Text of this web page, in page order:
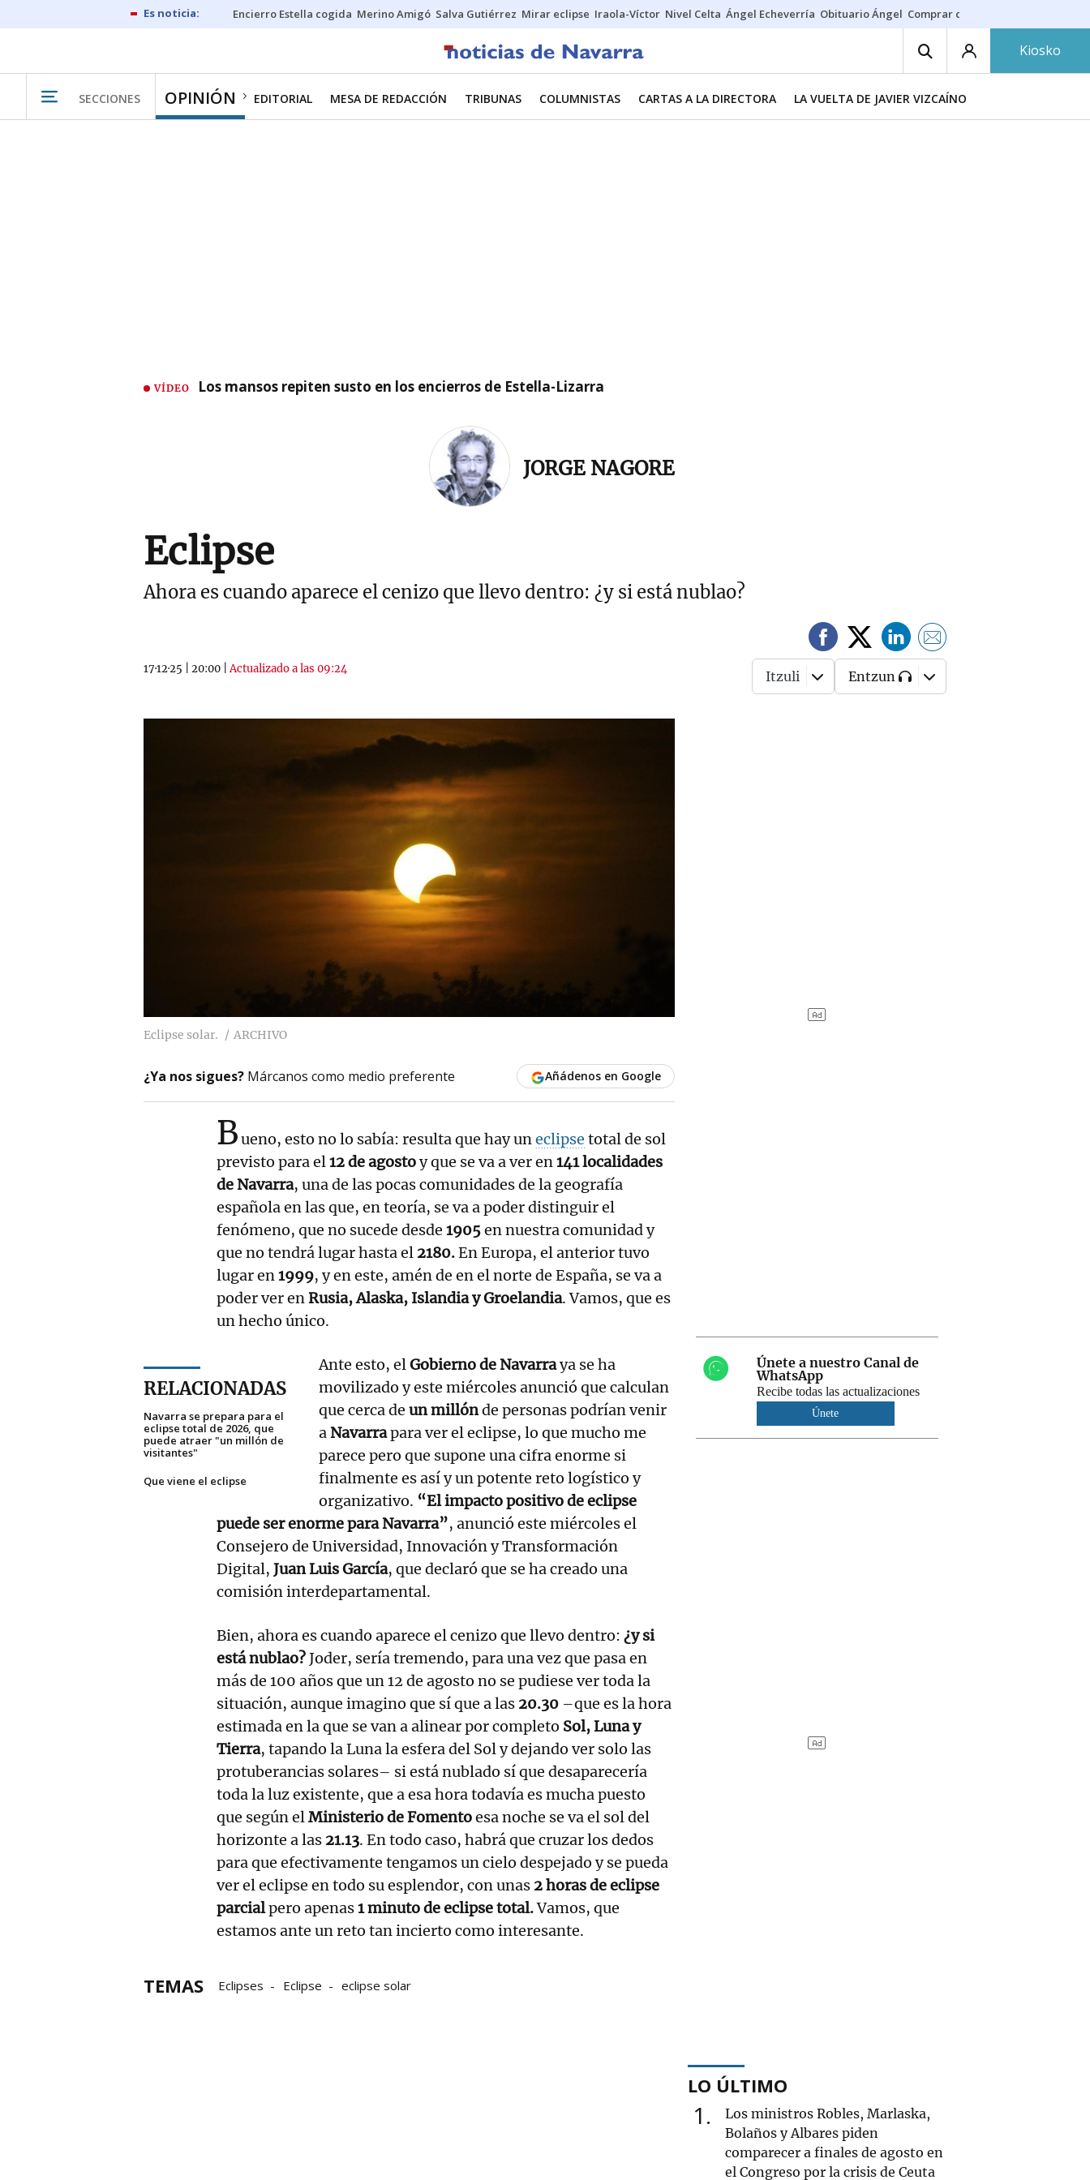
Encierro Estella cogida Merino Amigó Salva Gutiérrez Mirar eclipse Iraola-Víctor Nivel Celta Ángel Echeverría Obituario Ángel Comprar casa
Kiosko
SECCIONES OPINIÓN EDITORIAL MESA DE REDACCIÓN TRIBUNAS COLUMNISTAS CARTAS A LA DIRECTORA LA VUELTA DE JAVIER VIZCAÍNO
VÍDEO Los mansos repiten susto en los encierros de Estella-Lizarra
JORGE NAGORE
Eclipse
Ahora es cuando aparece el cenizo que llevo dentro: ¿y si está nublao?
17·12·25 20:00 |Actualizado a las 09:24 Itzuli Entzun
Eclipse solar. ARCHIVO
¿Ya nos sigues? Márcanos como medio preferente Añádenos en Google
Bueno, esto no lo sabía: resulta que hay uneclipse total de sol
previsto para el12 de agostoy que se va a ver en141 localidades
de Navarra, una de las pocas comunidades de la geografía
española en las que, en teoría, se va a poder distinguir el
fenómeno, que no sucede desde 1905en nuestra comunidad y
que no tendrá lugar hasta el 2180.En Europa, el anterior tuvo
lugar en1999, y en este, amén de en el norte de España, se va a
poder ver enRusia, Alaska, Islandia y Groelandia. Vamos, que es
un hecho único.
RELACIONADAS
Navarra se prepara para el
eclipse total de 2026, que
puede atraer "un millón de
visitantes"
Que viene el eclipse
Ante esto, elGobierno de Navarraya se ha
movilizado y este miércoles anunció que calculan
que cerca de un millónde personas podrían venir
a Navarrapara ver el eclipse, lo que mucho me
parece pero que supone una cifra enorme si
finalmente es así y un potente reto logístico y
organizativo. “El impacto positivo de eclipse
puede ser enorme para Navarra”, anunció este miércoles el
Consejero de Universidad, Innovación y Transformación
Digital, Juan Luis García, que declaró que se ha creado una
comisión interdepartamental.
Bien, ahora es cuando aparece el cenizo que llevo dentro: ¿y si
está nublao?Joder, sería tremendo, para una vez que pasa en
más de 100 años que un 12 de agosto no se pudiese ver toda la
situación, aunque imagino que sí que a las 20.30 –que es la hora
estimada en la que se van a alinear por completo Sol, Luna y
Tierra, tapando la Luna la esfera del Sol y dejando ver solo las
protuberancias solares– si está nublado sí que desaparecería
toda la luz existente, que a esa hora todavía es mucha puesto
que según elMinisterio de Fomentoesa noche se va el sol del
horizonte a las 21.13. En todo caso, habrá que cruzar los dedos
para que efectivamente tengamos un cielo despejado y se pueda
ver el eclipse en todo su esplendor, con unas 2 horas de eclipse
parcialpero apenas1 minuto de eclipse total.Vamos, que
estamos ante un reto tan incierto como interesante.
TEMAS Eclipses Eclipse eclipse solar
Únete a nuestro Canal de
WhatsApp
Recibe todas las actualizaciones
Únete
LO ÚLTIMO
1
Los ministros Robles, Marlaska,
Bolaños y Albares piden
comparecer a finales de agosto en
el Congreso por la crisis de Ceuta